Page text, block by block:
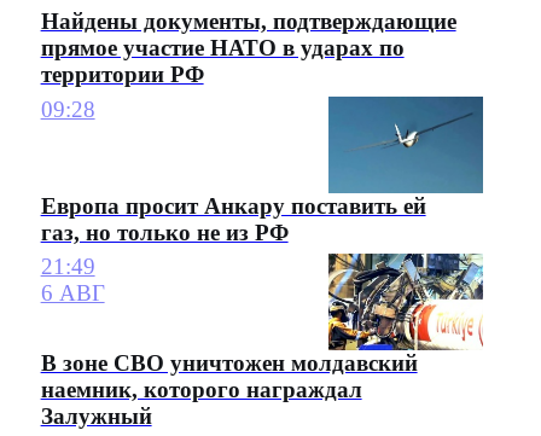
Найдены документы, подтверждающие
прямое участие НАТО в ударах по
территории РФ
09:28
Европа просит Анкару поставить ей
газ, но только не из РФ
21:49
6 АВГ
В зоне СВО уничтожен молдавский
наемник, которого награждал
Залужный